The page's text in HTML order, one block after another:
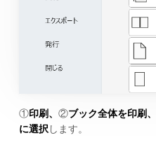
①印刷、 ②ブック全体を印刷、
に選択 します。